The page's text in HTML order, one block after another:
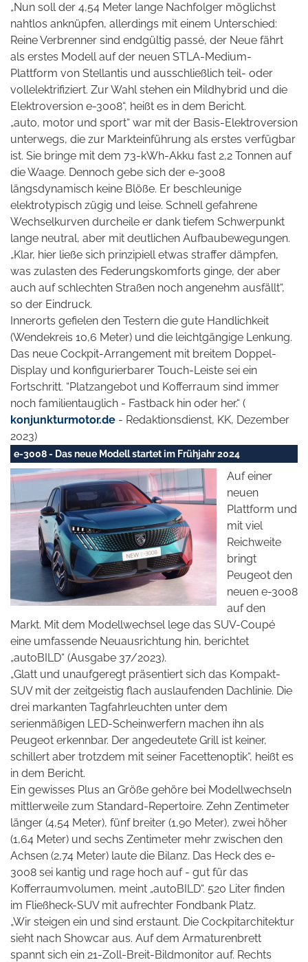
„Nun soll der 4,54 Meter lange Nachfolger möglichst
nahtlos anknüpfen, allerdings mit einem Unterschied:
Reine Verbrenner sind endgültig passé, der Neue fährt
als erstes Modell auf der neuen STLA-Medium-
Plattform von Stellantis und ausschließlich teil- oder
vollelektrifiziert. Zur Wahl stehen ein Mildhybrid und die
Elektroversion e-3008“, heißt es in dem Bericht.
„auto, motor und sport“ war mit der Basis-Elektroversion
unterwegs, die zur Markteinführung als erstes verfügbar
ist. Sie bringe mit dem 73-kWh-Akku fast 2,2 Tonnen auf
die Waage. Dennoch gebe sich der e-3008
längsdynamisch keine Blöße. Er beschleunige
elektrotypisch zügig und leise. Schnell gefahrene
Wechselkurven durcheile er dank tiefem Schwerpunkt
lange neutral, aber mit deutlichen Aufbaubewegungen.
„Klar, hier ließe sich prinzipiell etwas straffer dämpfen,
was zulasten des Federungskomforts ginge, der aber
auch auf schlechten Straßen noch angenehm ausfällt“,
so der Eindruck.
Innerorts gefielen den Testern die gute Handlichkeit
(Wendekreis 10,6 Meter) und die leichtgängige Lenkung.
Das neue Cockpit-Arrangement mit breitem Doppel-
Display und konfigurierbarer Touch-Leiste sei ein
Fortschritt. “Platzangebot und Kofferraum sind immer
noch familientauglich - Fastback hin oder her.“ (
konjunkturmotor.de - Redaktionsdienst, KK, Dezember
2023)
e-3008 - Das neue Modell startet im Frühjahr 2024
Auf einer
neuen
Plattform und
mit viel
Reichweite
bringt
Peugeot den
neuen e-3008
auf den
Markt. Mit dem Modellwechsel lege das SUV-Coupé
eine umfassende Neuausrichtung hin, berichtet
„autoBILD“ (Ausgabe 37/2023).
„Glatt und unaufgeregt präsentiert sich das Kompakt-
SUV mit der zeitgeistig flach auslaufenden Dachlinie. Die
drei markanten Tagfahrleuchten unter dem
serienmäßigen LED-Scheinwerfern machen ihn als
Peugeot erkennbar. Der angedeutete Grill ist keiner,
schillert aber trotzdem mit seiner Facettenoptik“, heißt es
in dem Bericht.
Ein gewisses Plus an Größe gehöre bei Modellwechseln
mittlerweile zum Standard-Repertoire. Zehn Zentimeter
länger (4,54 Meter), fünf breiter (1,90 Meter), zwei höher
(1,64 Meter) und sechs Zentimeter mehr zwischen den
Achsen (2,74 Meter) laute die Bilanz. Das Heck des e-
3008 sei kantig und rage hoch auf - gut für das
Kofferraumvolumen, meint „autoBILD“. 520 Liter finden
im Fließheck-SUV mit aufrechter Fondbank Platz.
„Wir steigen ein und sind erstaunt. Die Cockpitarchitektur
sieht nach Showcar aus. Auf dem Armaturenbrett
spannt sich ein 21-Zoll-Breit-Bildmonitor auf. Rechts